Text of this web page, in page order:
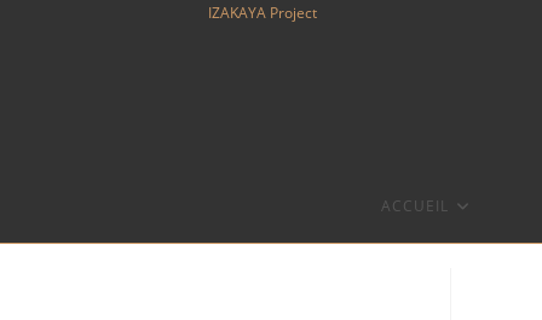
IZAKAYA Project
ACCUEIL